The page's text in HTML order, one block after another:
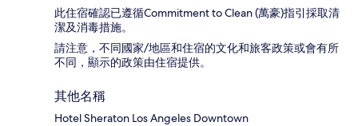
此住宿確認已遵循Commitment to Clean (萬豪)指引採取清
潔及消毒措施。
請注意，不同國家/地區和住宿的文化和旅客政策或會有所
不同，顯示的政策由住宿提供。
其他名稱
Hotel Sheraton Los Angeles Downtown